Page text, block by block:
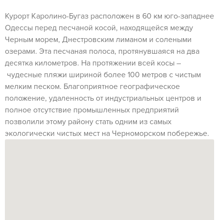
Курорт Каролино-Бугаз расположен в 60 км юго-западнее
Одессы перед песчаной косой, находящейся между
Черным морем, Днестровским лиманом и солеными
озерами. Эта песчаная полоса, протянувшаяся на два
десятка километров. На протяжении всей косы –
чудесные пляжи шириной более 100 метров с чистым
мелким песком. Благоприятное географическое
положение, удаленность от индустриальных центров и
полное отсутствие промышленных предприятий
позволили этому району стать одним из самых
экологически чистых мест на Черноморском побережье.